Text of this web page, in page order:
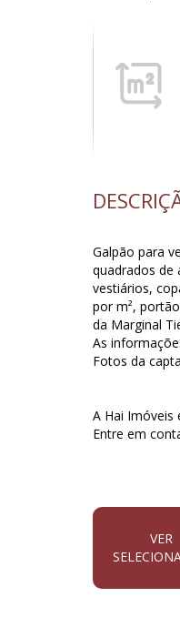
Galpão para
quadrados de
vestiários,
por m²,
da Marginal
As
Fotos da
A Hai Imóveis
Entre em
VER